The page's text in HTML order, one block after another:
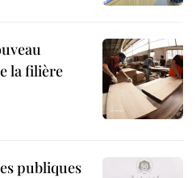
la filière
publiques